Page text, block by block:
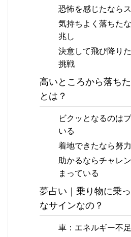
恐怖を感じたなら
気持ちよく落ちた
兆し
決意して飛び降り
挑戦
高いところから落ち
とは？
ビクッとなるのは
いる
着地できたなら努
助かるならチャレ
まっている
夢占い｜乗り物に乗
なサインなの？
車：エネルギー不